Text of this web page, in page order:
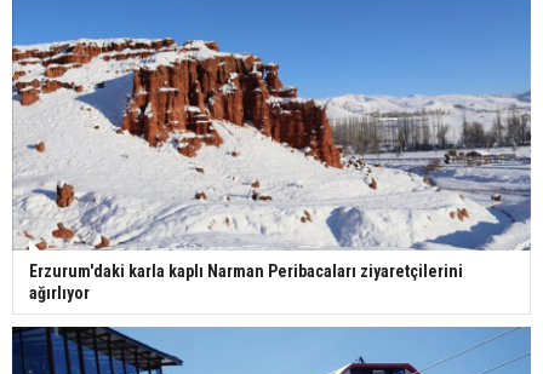
Erzurum'daki karla kaplı Narman Peribacaları ziyaretçilerini
ağırlıyor